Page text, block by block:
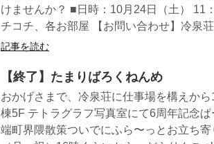
けませんか？ ■日時：10月24日（土） 11
チコチ、各お部屋 【お問い合わせ】冷泉
記事を読む
【終了】たまりばろくねんめ
おかげさまで、冷泉荘に仕事場を構えか
棟5F テトラグラフ写真室にて6周年記念
端町界隈散策ついでにふら〜っとお立ち